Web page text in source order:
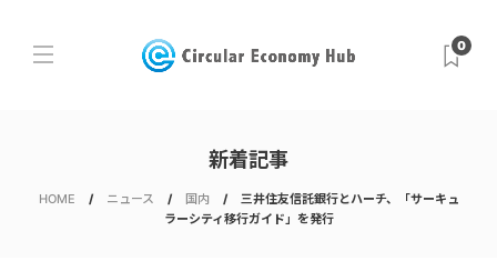
0
新着記事
HOME ニュース 国内
三井住友信託銀行とハーチ、「サーキュ
ラーシティ移行ガイド」を発行